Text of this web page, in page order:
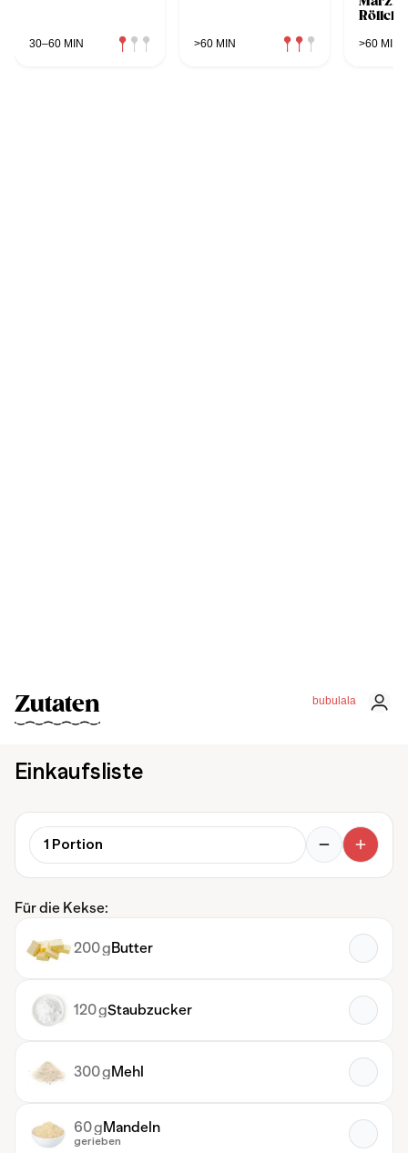
30–60 MIN >60 MIN >60 MIN
bubulala
Zutaten